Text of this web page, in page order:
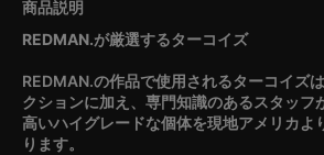
REDMAN.が厳選するターコイズ
REDMAN.の作品で使用されるターコイズ
クションに加え、専門知識のあるスタッフ
高いハイグレードな個体を現地アメリカよ
ります。